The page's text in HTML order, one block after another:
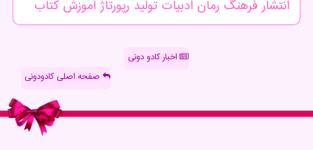
انتشار فرهنگ رمان ادبیات تولید رپورتاژآموزشكتاب
اخبار کادو دونی
صفحه اصلی کادودونی